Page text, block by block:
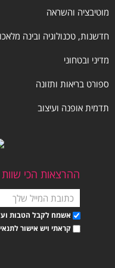
מוטיבציה והשראה
חדשנות, טכנולוגיה ובינה
מדיני ובטחוני
ספורט בריאות ותזונה
תדמית אופנה ועיצוב
ההרצאות הכי
אשמח לקבל הטבות
קראתי ויש אישור